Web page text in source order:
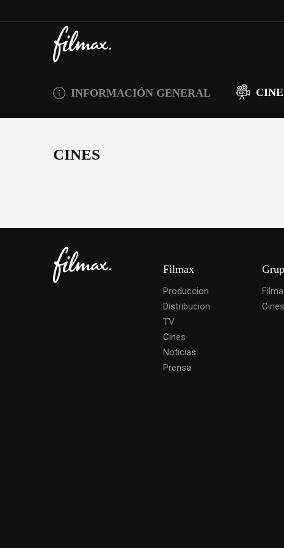
INFORMACIÓN GENERAL
CINES
Filmax
Produccion
Distribucion
TV
Cines
Noticias
Prensa